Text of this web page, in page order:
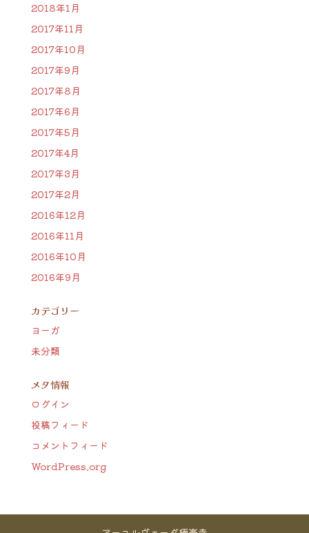
2018年1月
2017年11月
2017年10月
2017年9月
2017年8月
2017年6月
2017年5月
2017年4月
2017年3月
2017年2月
2016年12月
2016年11月
2016年10月
2016年9月
カテゴリー
ヨーガ
未分類
メタ情報
ログイン
投稿フィード
コメントフィード
WordPress.org